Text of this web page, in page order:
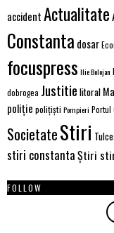
accidentActualitate
Constanta dosar
focuspress Ilie Bolojan
dobrogea Justitie litoral
poliție polițiști Pompieri Portul
SocietateStiri
stiri constantaȘtiri
FOLLOW